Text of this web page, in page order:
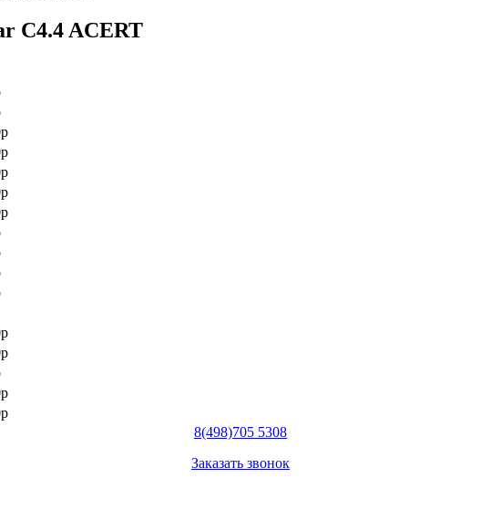
C4.4 ACERT
8(498)705 5308
Заказать звонок